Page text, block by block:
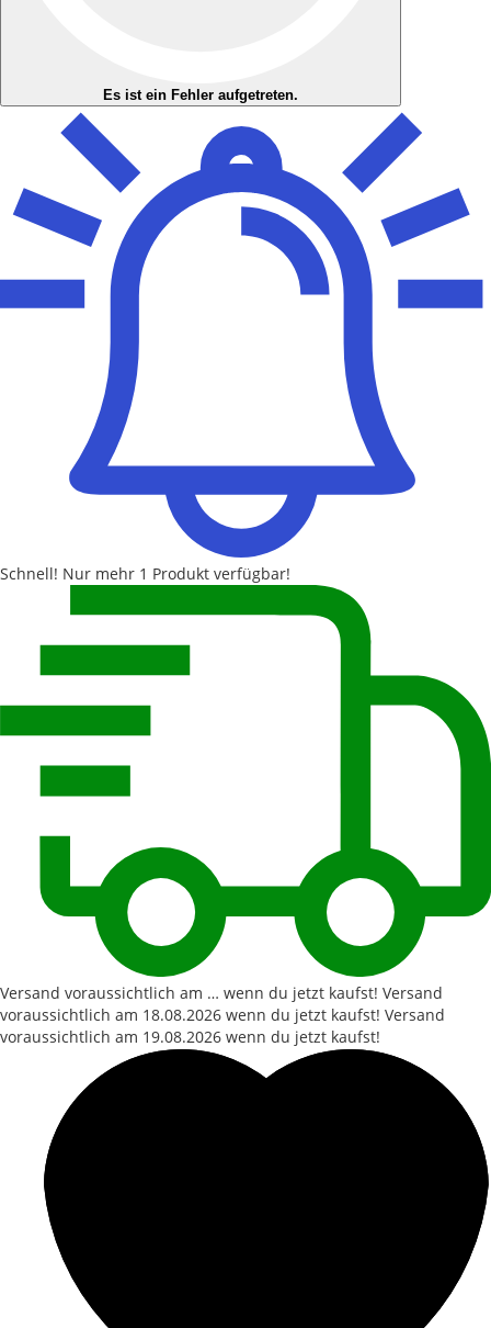
Es ist ein Fehler aufgetreten.
Schnell! Nur mehr 1 Produkt verfügbar!
Versand voraussichtlich am … wenn du jetzt kaufst! Versand
voraussichtlich am 18.08.2026 wenn du jetzt kaufst! Versand
voraussichtlich am 19.08.2026 wenn du jetzt kaufst!